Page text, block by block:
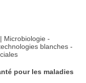
Microbiologie -
blanches -
pour les maladies